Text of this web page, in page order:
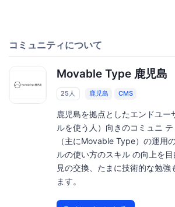
コミュニティについて
Movable Type 鹿児島
25人 鹿児島 CMS
鹿児島を拠点としたエンドユー
ルを使う人）向きのコミュニ
（主にMovable Type）の運用
ルの使い方のスキル の向上を
見の交換、たまに技術的な勉強
ます。